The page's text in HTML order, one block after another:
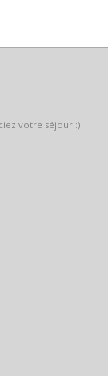
votre séjour :)